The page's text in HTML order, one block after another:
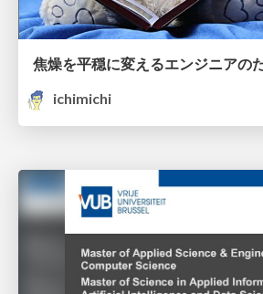
焦燥を平穏に変えるエンジニアの
ichimichi